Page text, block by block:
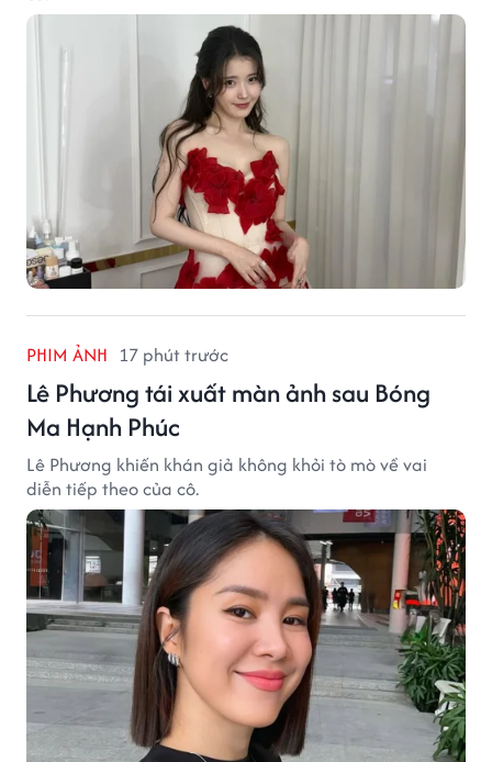
PHIM ẢNH 17 phút trước
Lê Phương tái xuất màn ảnh sau Bóng
Ma Hạnh Phúc
Lê Phương khiến khán giả không khỏi tò mò về vai
diễn tiếp theo của cô.